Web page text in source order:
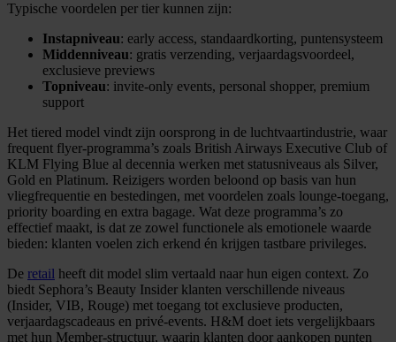
Typische voordelen per tier kunnen zijn:
Instapniveau: early access, standaardkorting, puntensysteem
Middenniveau: gratis verzending, verjaardagsvoordeel,
exclusieve previews
Topniveau: invite-only events, personal shopper, premium
support
Het tiered model vindt zijn oorsprong in de luchtvaartindustrie, waar
frequent flyer-programma’s zoals British Airways Executive Club of
KLM Flying Blue al decennia werken met statusniveaus als Silver,
Gold en Platinum. Reizigers worden beloond op basis van hun
vliegfrequentie en bestedingen, met voordelen zoals lounge-toegang,
priority boarding en extra bagage. Wat deze programma’s zo
effectief maakt, is dat ze zowel functionele als emotionele waarde
bieden: klanten voelen zich erkend én krijgen tastbare privileges.
De retail heeft dit model slim vertaald naar hun eigen context. Zo
biedt Sephora’s Beauty Insider klanten verschillende niveaus
(Insider, VIB, Rouge) met toegang tot exclusieve producten,
verjaardagscadeaus en privé-events. H&M doet iets vergelijkbaars
met hun Member-structuur, waarin klanten door aankopen punten